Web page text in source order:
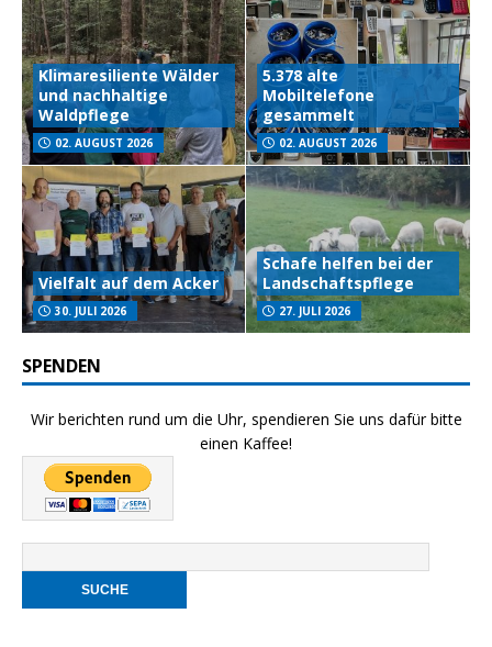
Klimaresiliente Wälder
und nachhaltige
Waldpflege
02. AUGUST 2026
5.378 alte
Mobiltelefone
gesammelt
02. AUGUST 2026
Vielfalt auf dem Acker
30. JULI 2026
Schafe helfen bei der
Landschaftspflege
27. JULI 2026
SPENDEN
Wir berichten rund um die Uhr, spendieren Sie uns dafür bitte
einen Kaffee!